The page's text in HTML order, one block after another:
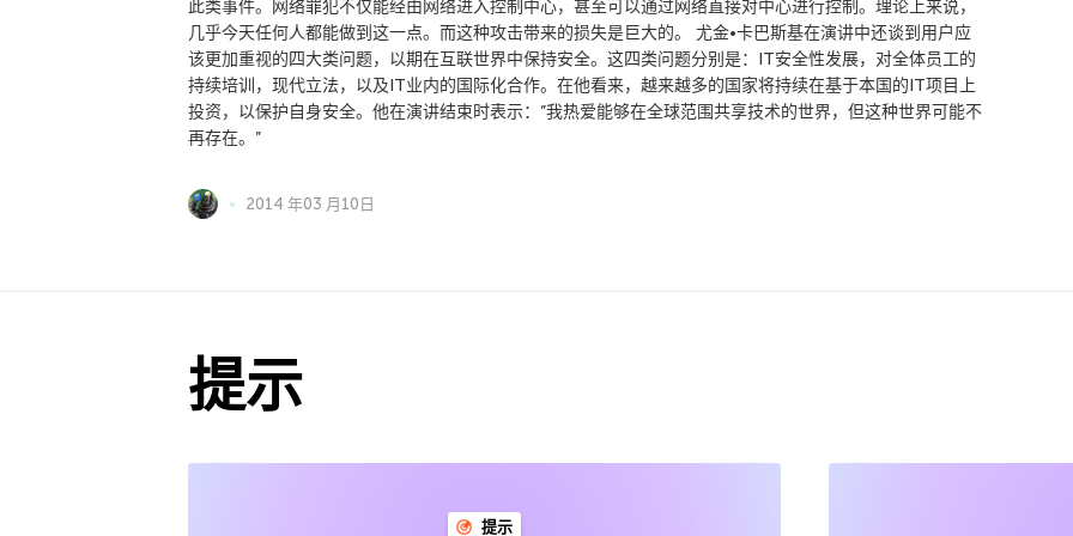
此类事件。网络罪犯不仅能经由网络进入控制中心，甚至可以通过网络直接对中心进行控制。理论上来说，
几乎今天任何人都能做到这一点。而这种攻击带来的损失是巨大的。 尤金•卡巴斯基在演讲中还谈到用户应
该更加重视的四大类问题，以期在互联世界中保持安全。这四类问题分别是：IT安全性发展，对全体员工的
持续培训，现代立法，以及IT业内的国际化合作。在他看来，越来越多的国家将持续在基于本国的IT项目上
投资，以保护自身安全。他在演讲结束时表示：”我热爱能够在全球范围共享技术的世界，但这种世界可能不
再存在。”
2014 年03 月10日
提示
提示